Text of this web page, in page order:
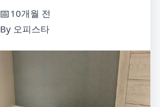
10개월 전
By 오피스타